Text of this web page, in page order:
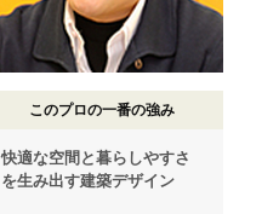
このプロの一番の強み
快適な空間と暮らしやすさ
を生み出す建築デザイン